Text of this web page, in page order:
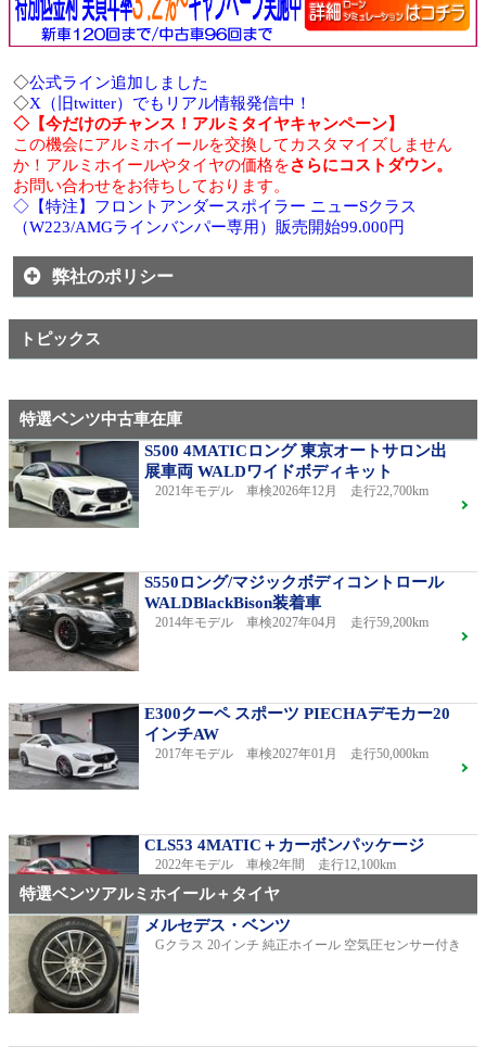
◇公式ライン追加しました
◇X（旧twitter）でもリアル情報発信中！
◇【今だけのチャンス！アルミタイヤキャンペーン】
この機会にアルミホイールを交換してカスタマイズしません
か！アルミホイールやタイヤの価格をさらにコストダウン。
お問い合わせをお待ちしております。
◇【特注】フロントアンダースポイラー ニューSクラス
（W223/AMGラインバンパー専用）販売開始99.000円
弊社のポリシー
トピックス
特選ベンツ中古車在庫
S500 4MATICロング 東京オートサロン出
展車両 WALDワイドボディキット
2021年モデル 車検2026年12月 走行22,700km
S550ロング/マジックボディコントロール
WALDBlackBison装着車
2014年モデル 車検2027年04月 走行59,200km
E300クーペ スポーツ PIECHAデモカー20
インチAW
2017年モデル 車検2027年01月 走行50,000km
CLS53 4MATIC＋カーボンパッケージ
2022年モデル 車検2年間 走行12,100km
特選ベンツアルミホイール＋タイヤ
メルセデス・ベンツ
Gクラス 20インチ 純正ホイール 空気圧センサー付き